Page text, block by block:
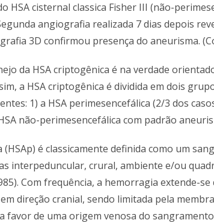
HSA cisternal classica Fisher III (não-
angiografia realizada 7 dias depois
3D confirmou presença do aneurisma.
da HSA criptogênica é na verdade
a HSA criptogênica é dividida em dois
1) a HSA perimesencefálica (2/3 dos
não-perimesencefálica com padrão
(HSAp) é classicamente definida como um
interpeduncular, crural, ambiente e/ou
Com frequência, a hemorragia extende-
direção cranial, sendo limitada pela
favor de uma origem venosa do